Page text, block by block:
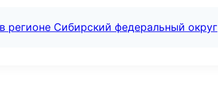
регионе Сибирский федеральный округ